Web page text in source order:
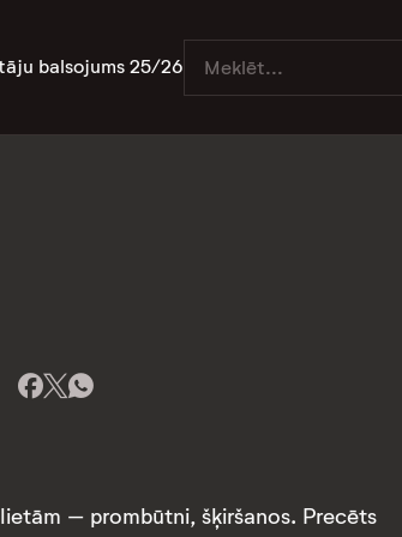
balsojums 25/26
– prombūtni, šķiršanos. Precēts